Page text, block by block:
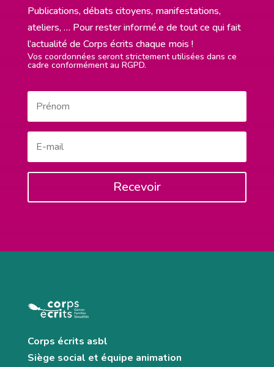
Publications, débats citoyens, manifestations,
ateliers, … Pour rester informé.e de tout ce qui fait
l’actualité de Corps écrits chaque mois !
Vos coordonnées seront strictement utilisées dans ce
cadre conformément au RGPD.
Recevoir
Corps écrits asbl
Siège social et équipe animation